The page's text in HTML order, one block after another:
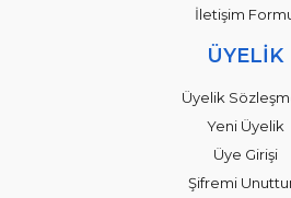
İletişim
ÜYELİK
Üyelik
Yeni Üyelik
Üye Girişi
Şifremi